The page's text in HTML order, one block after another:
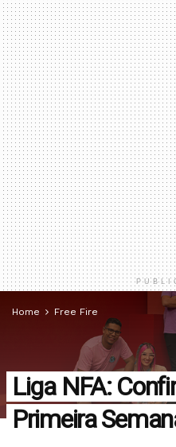
Home Free Fire
Liga NFA:
Primeira